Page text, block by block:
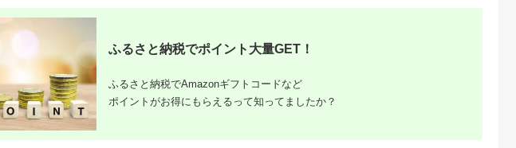
【2026年版】楽天ふるさと
ふるさと納税でポイント大量GET！
ふるさと納税でAmazonギフトコードなど
ポイントがお得にもらえるって知ってましたか？